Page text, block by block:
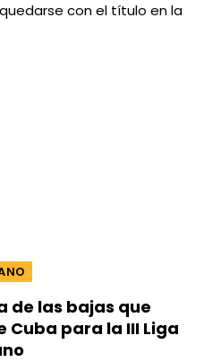
con el título en la
de las bajas que
para la III Liga